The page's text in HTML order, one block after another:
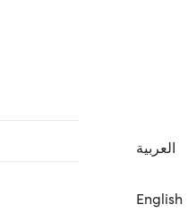
العربية
English